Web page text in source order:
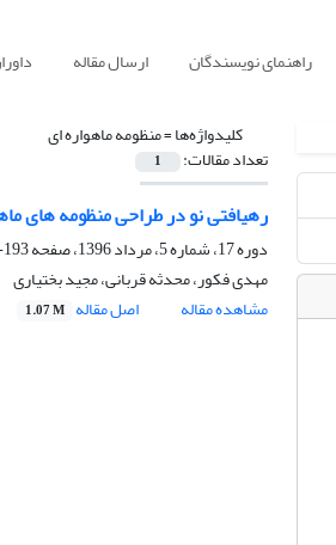
راهنمای نویسندگان ارسال مقاله
کلیدواژه‌ها =منظومه ماهواره ای
تعداد مقالات: 1
رهیافتی نو در طراحی منظومه های
دوره 17، شماره 5، مرداد 1396، صفحه
193-200
مهدی فکور، محدثه قربانی، مجید بختیاری
مشاهده مقاله
اصل مقاله 1.07 M